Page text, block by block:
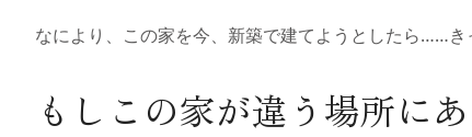
なにより、この家を今、新築で建てようとしたら……き
もしこの家が違う場所に